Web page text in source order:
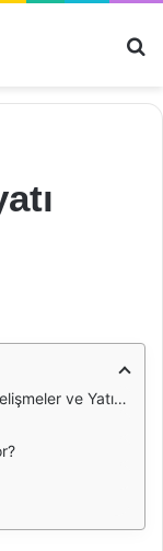
Yatırım Stratejileri